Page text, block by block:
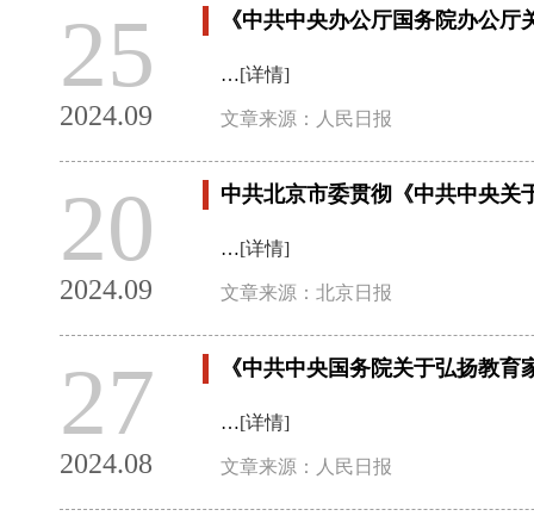
25
2024.09
《中共中央办公厅国务院办公
…[详情]
文章来源：人民日报
20
2024.09
中共北京市委贯彻《中共中央关
…[详情]
文章来源：北京日报
27
2024.08
《中共中央国务院关于弘扬教
…[详情]
文章来源：人民日报